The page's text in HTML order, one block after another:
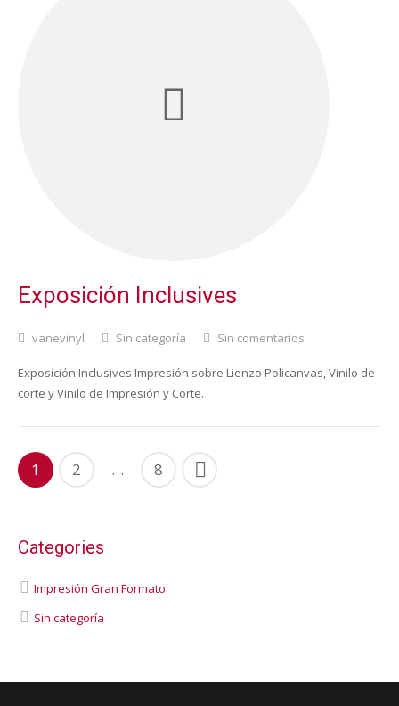
Exposición Inclusives
vanevinyl Sin categoría Sin comentarios
Exposición Inclusives Impresión sobre Lienzo Policanvas, Vinilo de
corte y Vinilo de Impresión y Corte.
1 2 … 8
Categories
Impresión Gran Formato
Sin categoría